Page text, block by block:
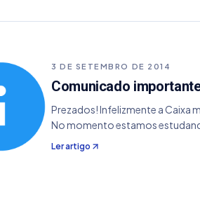
3 DE SETEMBRO DE 2014
Comunicado
Prezados! Infelizmente a Caixa
No momento estamos
Ler artigo